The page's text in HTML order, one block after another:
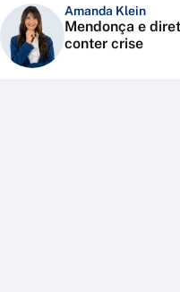
Amanda Klein
Mendonça e
conter crise